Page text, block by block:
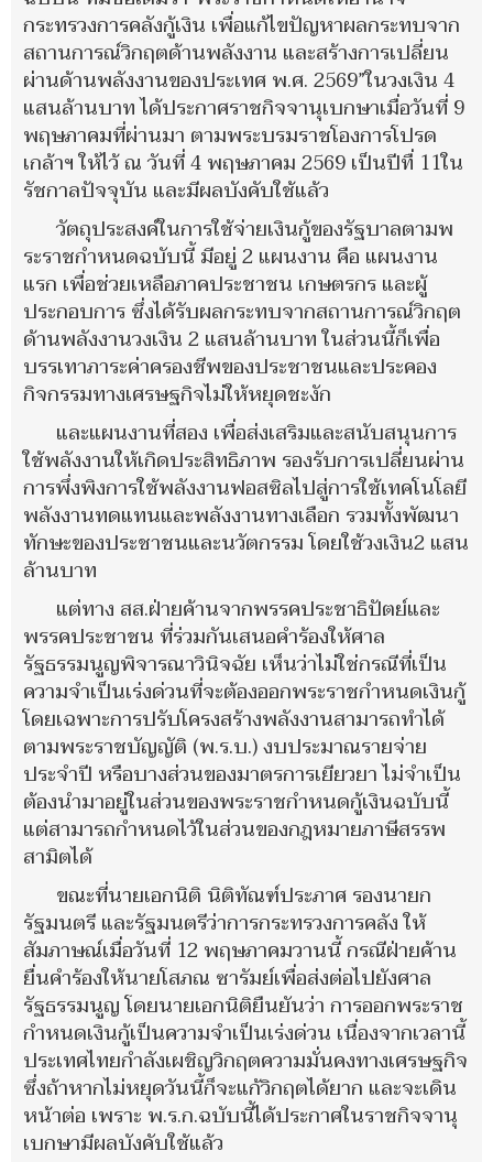
กระทรวงการคลังกู้เงิน เพื่อแก้ไขปัญหาผลกระทบจาก
สถานการณ์วิกฤตด้านพลังงาน และสร้างการเปลี่ยน
ผ่านด้านพลังงานของประเทศ พ.ศ. 2569”ในวงเงิน 4
แสนล้านบาท ได้ประกาศราชกิจจานุเบกษาเมื่อวันที่ 9
พฤษภาคมที่ผ่านมา ตามพระบรมราชโองการโปรด
เกล้าฯ ให้ไว้ ณ วันที่ 4 พฤษภาคม 2569 เป็นปีทื่ 11ใน
รัชกาลปัจจุบัน และมีผลบังคับใช้แล้ว
วัตถุประสงค์ในการใช้จ่ายเงินกู้ของรัฐบาลตามพ
ระราชกำหนดฉบับนี้ มีอยู่ 2 แผนงาน คือ แผนงาน
แรก เพื่อช่วยเหลือภาคประชาชน เกษตรกร และผู้
ประกอบการ ซึ่งได้รับผลกระทบจากสถานการณ์วิกฤต
ด้านพลังงานวงเงิน 2 แสนล้านบาท ในส่วนนี้ก็เพื่อ
บรรเทาภาระค่าครองชีพของประชาชนและประคอง
กิจกรรมทางเศรษฐกิจไม่ให้หยุดชะงัก
และแผนงานที่สอง เพื่อส่งเสริมและสนับสนุนการ
ใช้พลังงานให้เกิดประสิทธิภาพ รองรับการเปลี่ยนผ่าน
การพึ่งพิงการใช้พลังงานฟอสซิลไปสู่การใช้เทคโนโลยี
พลังงานทดแทนและพลังงานทางเลือก รวมทั้งพัฒนา
ทักษะของประชาชนและนวัตกรรม โดยใช้วงเงิน2 แสน
ล้านบาท
แต่ทาง สส.ฝ่ายค้านจากพรรคประชาธิปัตย์และ
พรรคประชาชน ที่ร่วมกันเสนอคำร้องให้ศาล
รัฐธรรมนูญพิจารณาวินิจฉัย เห็นว่าไม่ใช่กรณีที่เป็น
ความจำเป็นเร่งด่วนที่จะต้องออกพระราชกำหนดเงินกู้
โดยเฉพาะการปรับโครงสร้างพลังงานสามารถทำได้
ตามพระราชบัญญัติ (พ.ร.บ.) งบประมาณรายจ่าย
ประจำปี หรือบางส่วนของมาตรการเยียวยา ไม่จำเป็น
ต้องนำมาอยู่ในส่วนของพระราชกำหนดกู้เงินฉบับนี้
แต่สามารถกำหนดไว้ในส่วนของกฎหมายภาษีสรรพ
สามิตได้
ขณะที่นายเอกนิติ นิติทัณฑ์ประภาศ รองนายก
รัฐมนตรี และรัฐมนตรีว่าการกระทรวงการคลัง ให้
สัมภาษณ์เมื่อวันที่ 12 พฤษภาคมวานนี้ กรณีฝ่ายค้าน
ยื่นคำร้องให้นายโสภณ ซารัมย์เพื่อส่งต่อไปยังศาล
รัฐธรรมนูญ โดยนายเอกนิติยืนยันว่า การออกพระราช
กำหนดเงินกู้เป็นความจำเป็นเร่งด่วน เนื่องจากเวลานี้
ประเทศไทยกำลังเผชิญวิกฤตความมั่นคงทางเศรษฐกิจ
ซึ่งถ้าหากไม่หยุดวันนี้ก็จะแก้วิกฤตได้ยาก และจะเดิน
หน้าต่อ เพราะ พ.ร.ก.ฉบับนี้ได้ประกาศในราชกิจจานุ
เบกษามีผลบังคับใช้แล้ว